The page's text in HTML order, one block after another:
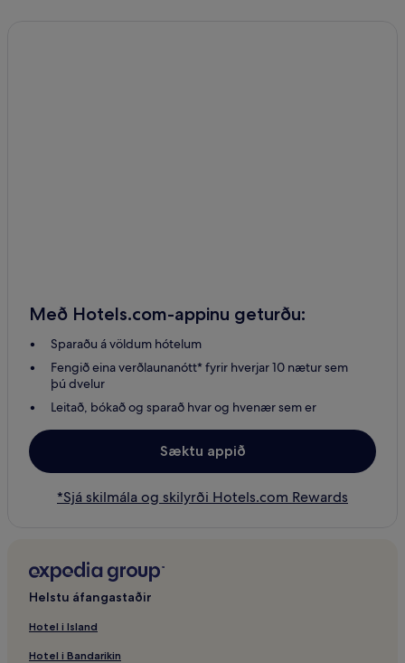
Með Hotels.com-appinu geturðu:
Sparaðu á völdum hótelum
Fengið eina verðlaunanótt* fyrir hverjar 10 nætur sem
þú dvelur
Leitað, bókað og sparað hvar og hvenær sem er
Sæktu appið
*Sjá skilmála og skilyrði Hotels.com Rewards
Helstu áfangastaðir
Hotel i Island
Hotel i Bandarikin